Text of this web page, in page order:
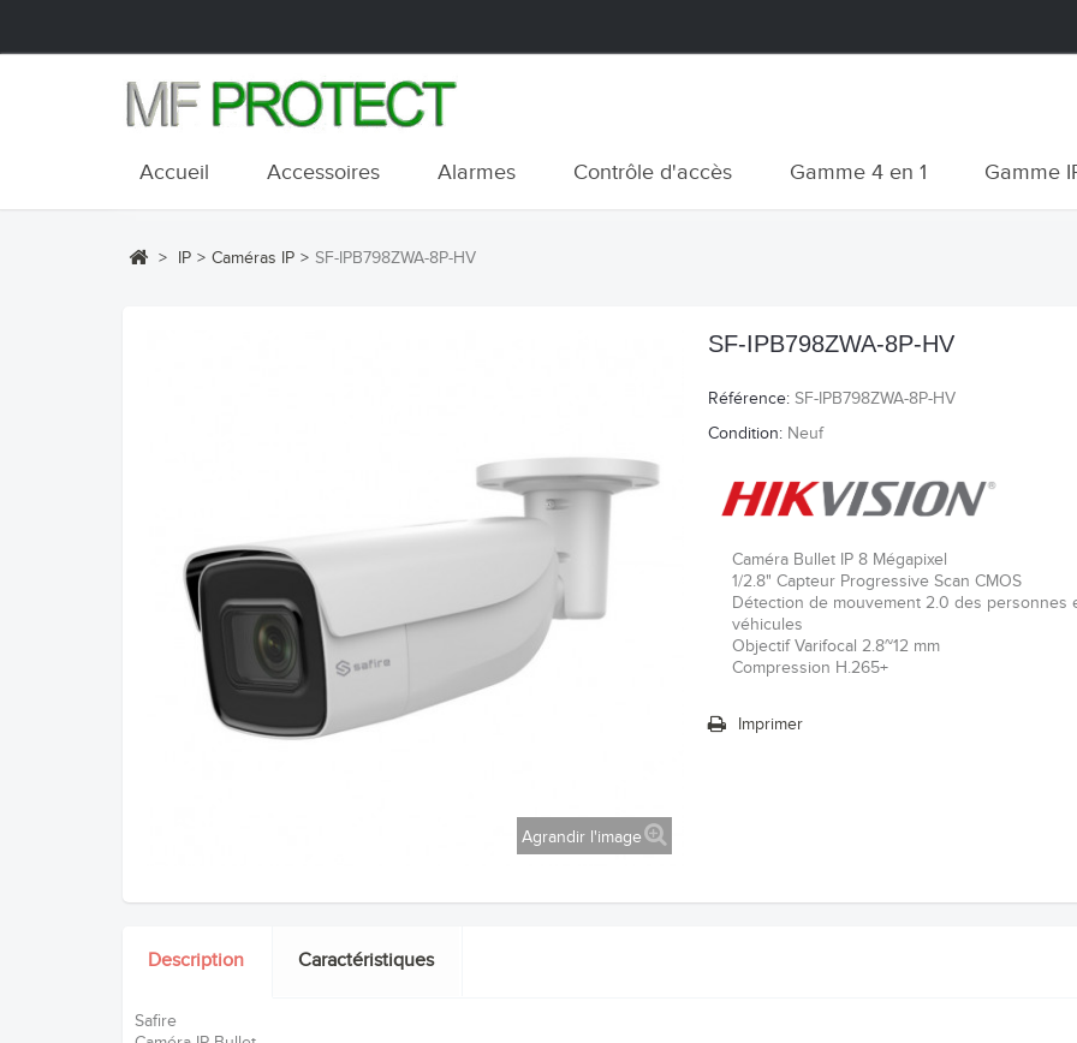
Accueil Accessoires Alarmes Contrôle d'accès Gamme 4 en 1 Gamme
> IP > Caméras IP > SF-IPB798ZWA-8P-HV
Agrandir l'image
SF-IPB798ZWA-8P-HV
Référence: SF-IPB798ZWA-8P-HV
Condition: Neuf
Caméra Bullet IP 8 Mégapixel
1/2.8" Capteur Progressive Scan CMOS
Détection de mouvement 2.0 des personnes
véhicules
Objectif Varifocal 2.8~12 mm
Compression H.265+
Imprimer
Description Caractéristiques
Safire